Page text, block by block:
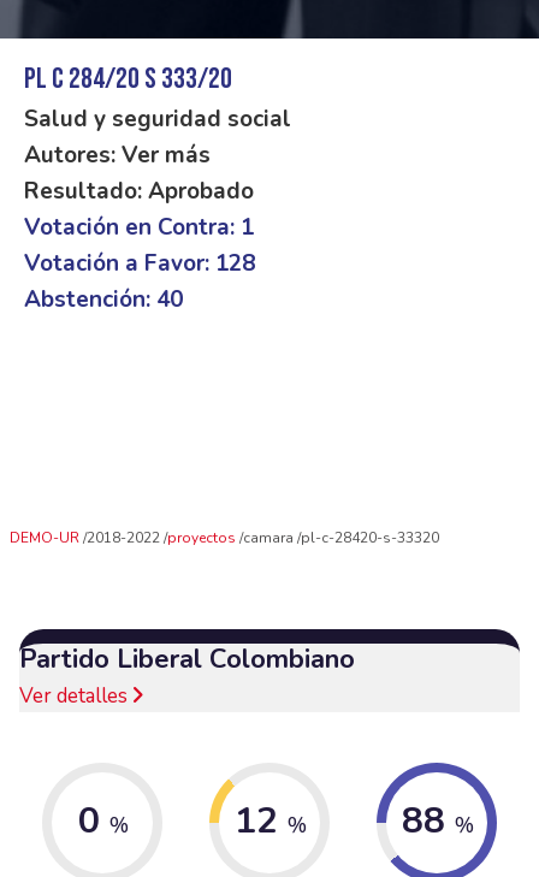
PL C 284/20 S 333/20
Salud y seguridad social
Autores: Ver más
Resultado: Aprobado
Votación en Contra: 1
Votación a Favor: 128
Abstención: 40
DEMO-UR 2018-2022 proyectos camara pl-c-28420-s-33320
Partido Liberal Colombiano
Ver detalles
0 % 12 % 88 %